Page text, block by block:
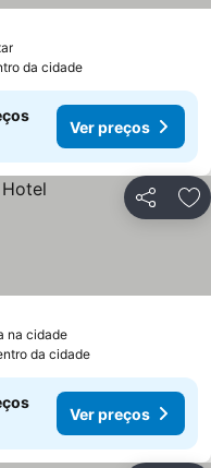
da cidade
Ver preços
Partilhar
na cidade
da cidade
Ver preços